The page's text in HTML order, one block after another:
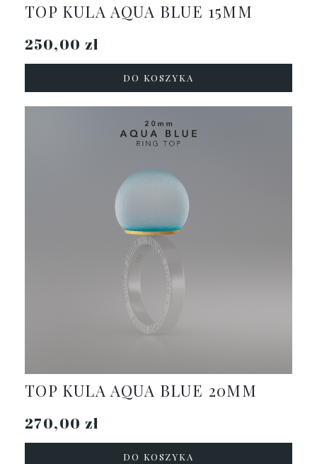
TOP KULA AQUA BLUE 15MM
250,00 zł
DO KOSZYKA
TOP KULA AQUA BLUE 20MM
270,00 zł
DO KOSZYKA